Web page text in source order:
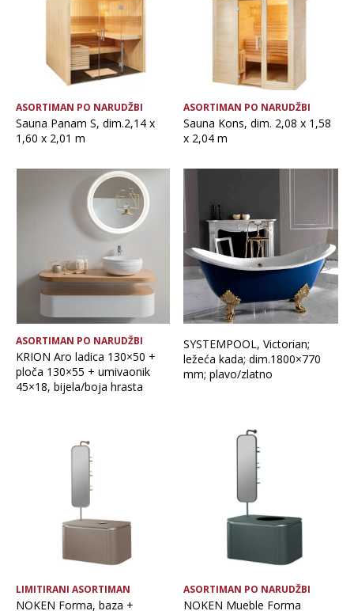
ASORTIMAN PO NARUDŽBI
Sauna Panam S, dim.2,14 x
1,60 x 2,01 m
ASORTIMAN PO NARUDŽBI
Sauna Kons, dim. 2,08 x 1,58
x 2,04 m
ASORTIMAN PO NARUDŽBI
KRION Aro ladica 130×50 +
ploča 130×55 + umivaonik
45×18, bijela/boja hrasta
SYSTEMPOOL, Victorian;
ležeća kada; dim.1800×770
mm; plavo/zlatno
LIMITIRANI ASORTIMAN
NOKEN Forma, baza +
ASORTIMAN PO NARUDŽBI
NOKEN Mueble Forma